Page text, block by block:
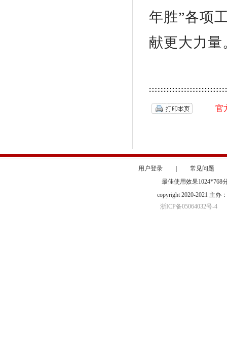
年胜”各项
献更大力量
官
用户登录 常见问题
最佳使用效果1024*768
copyright 2020-2021 主
浙ICP备05064032号-4